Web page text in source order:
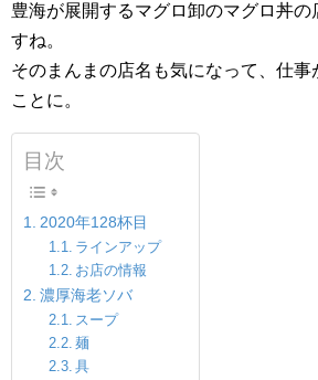
豊海が展開するマグロ卸のマグロ丼
すね。
そのまんまの店名も気になって、仕事
ことに。
目次
2020年128杯目
ラインアップ
お店の情報
濃厚海老ソバ
スープ
麺
具